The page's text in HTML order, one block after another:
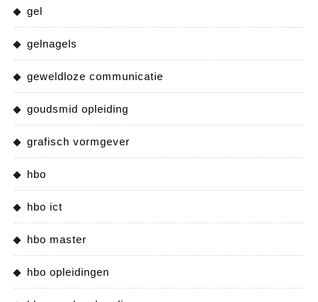
gel
gelnagels
geweldloze communicatie
goudsmid opleiding
grafisch vormgever
hbo
hbo ict
hbo master
hbo opleidingen